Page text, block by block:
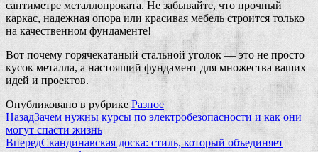
сантиметре металлопроката. Не забывайте, что прочный
каркас, надежная опора или красивая мебель строится только
на качественном фундаменте!
Вот почему горячекатаный стальной уголок — это не просто
кусок металла, а настоящий фундамент для множества ваших
идей и проектов.
Опубликовано в рубрике Разное
НазадЗачем нужны курсы по электробезопасности и как они
могут спасти жизнь
ВпередСкандинавская доска: стиль, который объединяет